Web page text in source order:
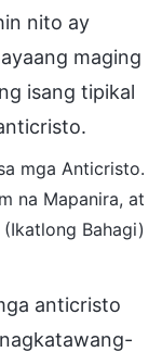
nito ay
maging
isang tipikal
mga Anticristo.
na Mapanira, at
Bahagi)
anticristo